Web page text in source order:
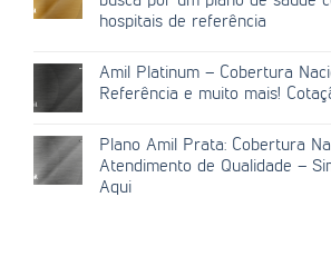
hospitais de referência
Amil Platinum – Cobertura
Referência e muito mais!
Plano Amil Prata: Cobertura
Atendimento de Qualidade –
Aqui